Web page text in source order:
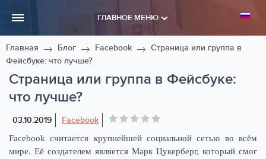
ГЛАВНОЕ МЕНЮ
Главная Блог Facebook
Страница или группа в
Фейсбуке: что лучше?
Страница или группа в Фейсбуке:
что лучше?
03.10.2019 Facebook
Facebook считается крупнейшей социальной сетью во всём
мире. Её создателем является Марк Цукерберг, который смог